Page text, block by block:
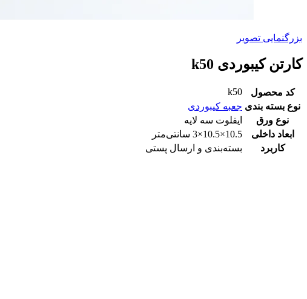
بزرگنمایی تصویر
کارتن کیبوردی k50
کد محصول
k50
نوع بسته بندی جعبه کیبوردی
نوع ورق
ایفلوت سه لایه
ابعاد داخلی
10.5×10.5×3 سانتی‌متر
کاربرد
بسته‌بندی و ارسال پستی